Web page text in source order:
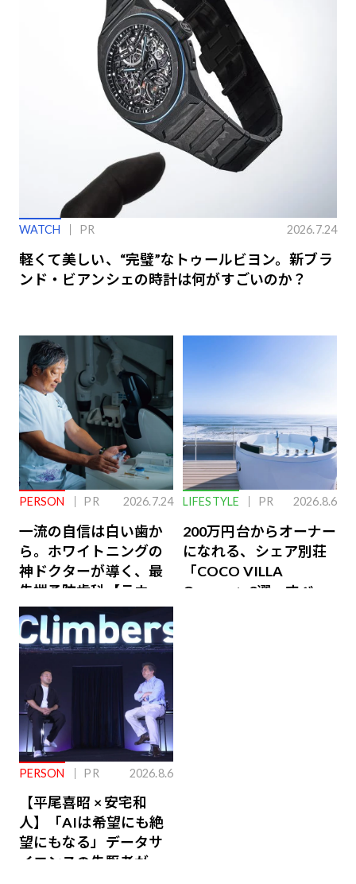
WATCH PR 2026.7.24
軽くて美しい、“完璧”なトゥールビヨン。新ブラ
ンド・ビアンシェの時計は何がすごいのか？
PERSON PR 2026.7.24
一流の自信は白い歯か
ら。ホワイトニングの
神ドクターが導く、最
先端予防歯科【ラウン
ジ会員特典あり】
LIFESTYLE PR 2026.8.6
200万円台からオーナー
になれる、シェア別荘
「COCO VILLA
Owners」3選。すべて
PERSON PR 2026.8.6
【平尾喜昭 × 安宅和
人】「AIは希望にも絶
望にもなる」データサ
イエンスの先駆者が語